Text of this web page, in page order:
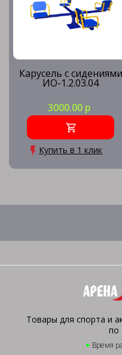
Карусель с сидениями
ИО-1.2.03.04
3000.00 р
Купить в 1 клик
Товары для спорта и
по
Время